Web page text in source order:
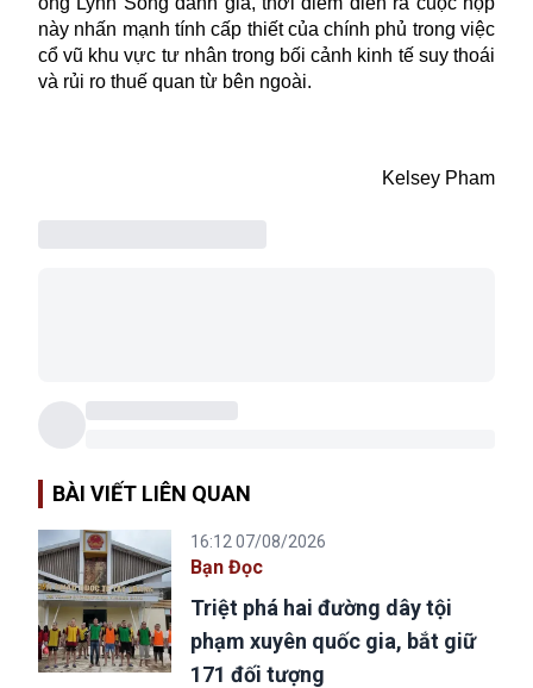
này nhấn mạnh tính cấp thiết của chính phủ trong việc
cổ vũ khu vực tư nhân trong bối cảnh kinh tế suy thoái
và rủi ro thuế quan từ bên ngoài.
Kelsey Pham
BÀI VIẾT LIÊN QUAN
16:12 07/08/2026
Bạn Đọc
Triệt phá hai đường dây tội
phạm xuyên quốc gia, bắt giữ
171 đối tượng